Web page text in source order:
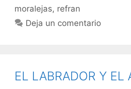
moralejas, refran
Deja un comentario
EL LABRADOR Y EL